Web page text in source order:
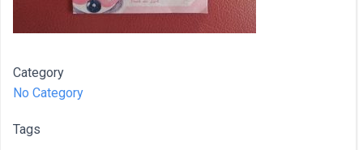
Category
No Category
Tags